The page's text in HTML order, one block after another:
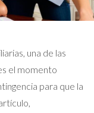
una de las
el momento
para que la